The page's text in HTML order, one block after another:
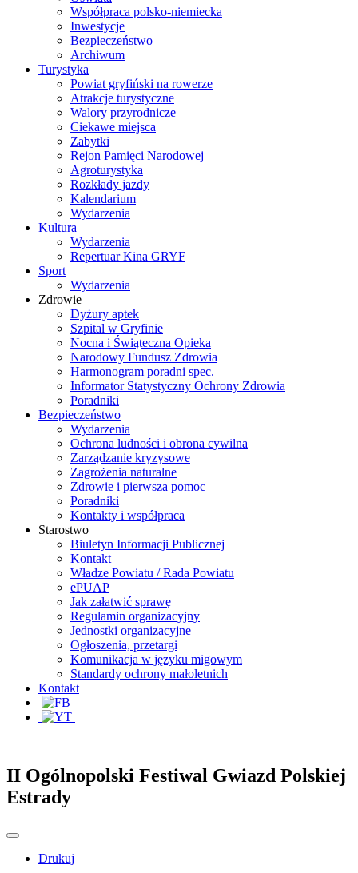
Współpraca polsko-niemiecka
Inwestycje
Bezpieczeństwo
Archiwum
Turystyka
Powiat gryfiński na rowerze
Atrakcje turystyczne
Walory przyrodnicze
Ciekawe miejsca
Zabytki
Rejon Pamięci Narodowej
Agroturystyka
Rozkłady jazdy
Kalendarium
Wydarzenia
Kultura
Wydarzenia
Repertuar Kina GRYF
Sport
Wydarzenia
Zdrowie
Dyżury aptek
Szpital w Gryfinie
Nocna i Świąteczna Opieka
Narodowy Fundusz Zdrowia
Harmonogram poradni spec.
Informator Statystyczny Ochrony Zdrowia
Poradniki
Bezpieczeństwo
Wydarzenia
Ochrona ludności i obrona cywilna
Zarządzanie kryzysowe
Zagrożenia naturalne
Zdrowie i pierwsza pomoc
Poradniki
Kontakty i współpraca
Starostwo
Biuletyn Informacji Publicznej
Kontakt
Władze Powiatu / Rada Powiatu
ePUAP
Jak załatwić sprawę
Regulamin organizacyjny
Jednostki organizacyjne
Ogłoszenia, przetargi
Komunikacja w języku migowym
Standardy ochrony małoletnich
Kontakt
II Ogólnopolski Festiwal Gwiazd Polskiej
Estrady
Drukuj